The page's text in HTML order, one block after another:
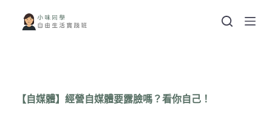
【自媒體】經營自媒體要露臉嗎？看你自己！